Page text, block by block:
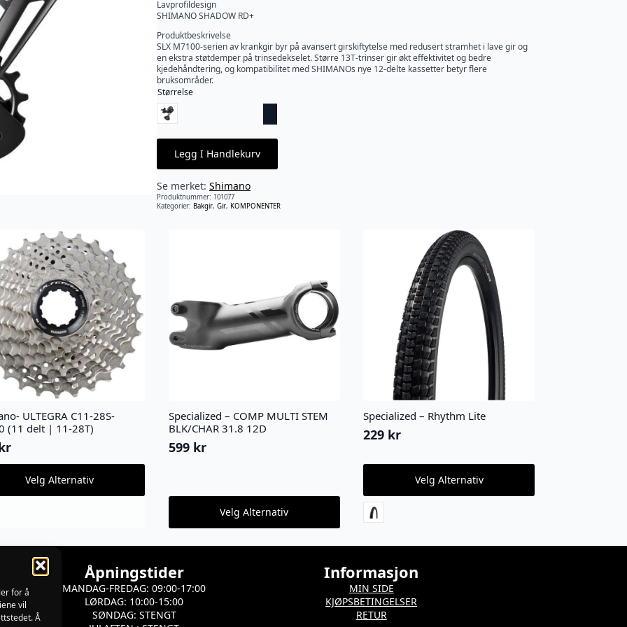
for å
vil
Å
Lavprofildesign
SHIMANO SHADOW RD+
Produktbeskrivelse
SLX M7100-serien av krankgir byr på avansert girskiftytelse med redusert stramhet i lave gir og
en ekstra støtdemper på trinsedekselet. Større 13T-trinser gir økt effektivitet og bedre
kjedehåndtering, og kompatibilitet med SHIMANOs nye 12-delte kassetter betyr flere
bruksområder.
Størrelse
Legg I Handlekurv
Se merket: Shimano
Produktnummer: 101077
Kategorier: Bakgir, Gir, KOMPONENTER
ULTEGRA C11-28S-
(11 delt | 11-28T)
Velg Alternativ
Specialized – COMP MULTI STEM
BLK/CHAR 31.8 12D
599 kr
Velg Alternativ
har
Alternativene
kan
velges
på
produktsiden
Specialized – Rhythm Lite
229 kr
Velg Alternativ
har
flere
varianter.
kan
på
produktsiden
Åpningstider
MANDAG-FREDAG: 09:00-17:00
LØRDAG: 10:00-15:00
SØNDAG: STENGT
Informasjon
MIN SIDE
KJØPSBETINGELSER
RETUR